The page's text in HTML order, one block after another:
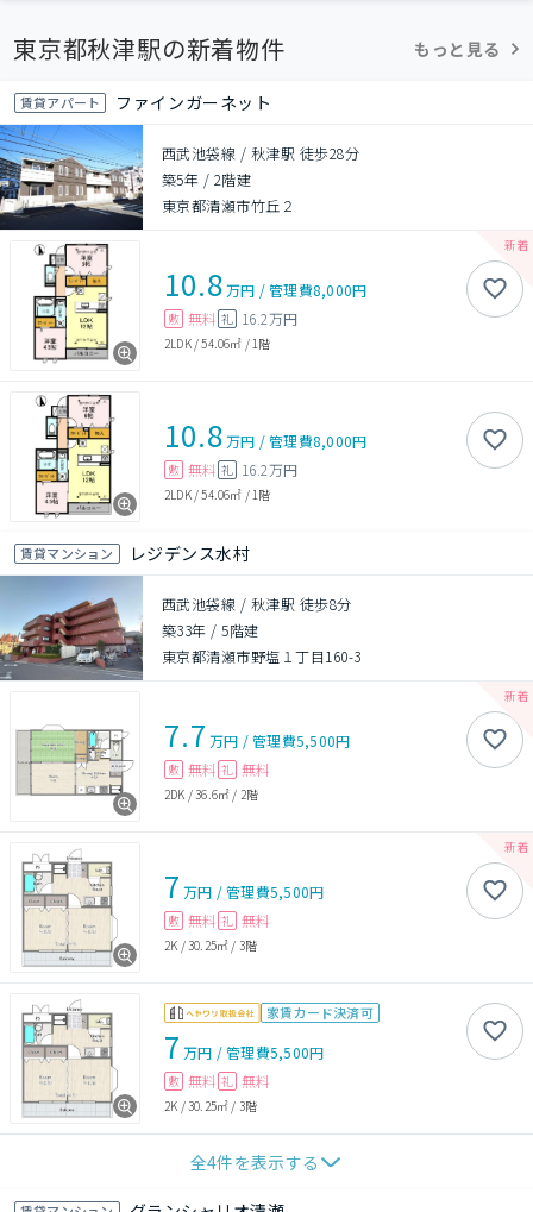
東京都秋津駅の新着物件 もっと見る
賃貸アパート ファインガーネット
西武池袋線 / 秋津駅 徒歩28分
築5年 / 2階建
東京都清瀬市竹丘２
10.8万円 /管理費8,000円
敷 無料 礼 16.2万円
2LDK/54.06㎡ / 1階
10.8万円 /管理費8,000円
敷 無料 礼 16.2万円
2LDK/54.06㎡ / 1階
賃貸マンション レジデンス水村
西武池袋線 / 秋津駅 徒歩8分
築33年 /5階建
東京都清瀬市野塩１丁目160-3
7.7 万円 /管理費5,500円
敷 無料 礼 無料
2DK /36.6㎡ / 2階
7 万円 /管理費5,500円
敷 無料 礼 無料
2K /30.25㎡ / 3階
家賃カード決済可
7 万円 /管理費5,500円
敷 無料 礼 無料
2K /30.25㎡ / 3階
全4件を表示する